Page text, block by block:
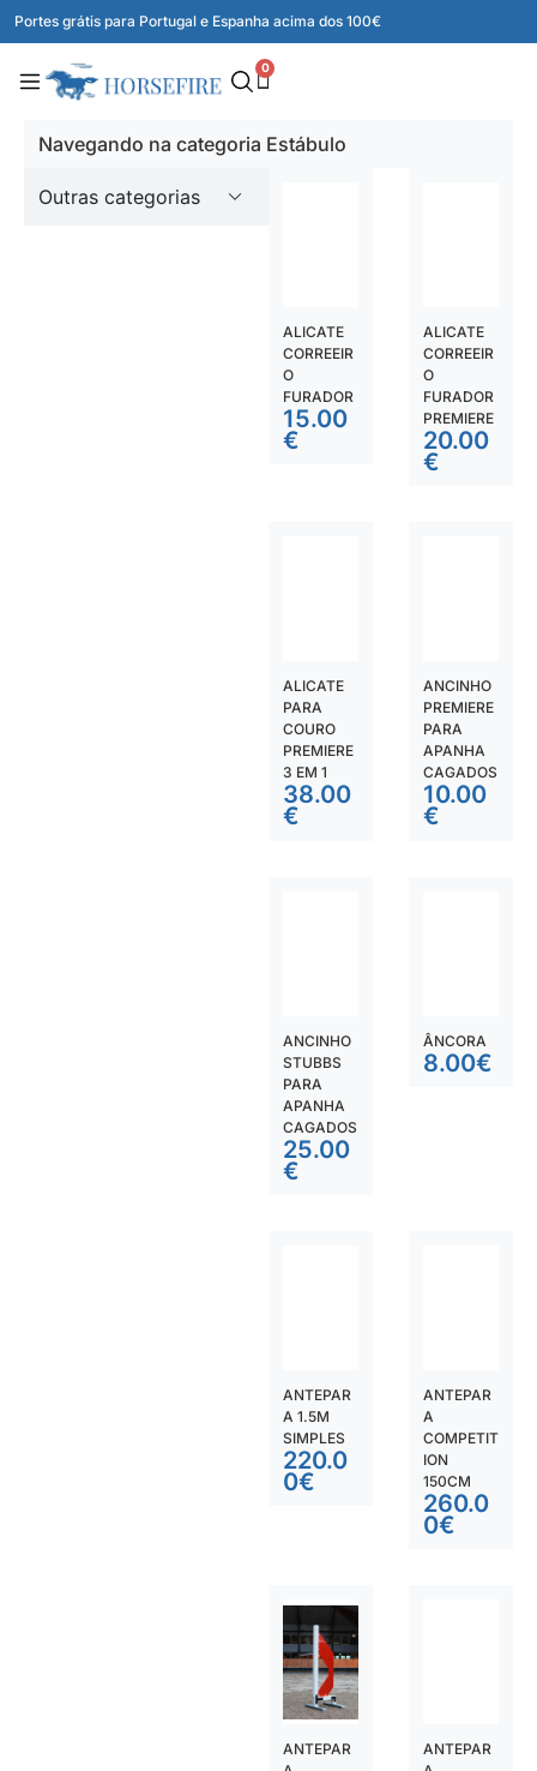
Portes grátis para Portugal e Espanha acima dos 100€
0
Navegando na categoria Estábulo
Outras categorias
ALICATE
CORREEIR
O
FURADOR
15.00
€
ALICATE
CORREEIR
O
FURADOR
PREMIERE
20.00
€
ALICATE
PARA
COURO
PREMIERE
3 EM 1
38.00
€
ANCINHO
PREMIERE
PARA
APANHA
CAGADOS
10.00
€
ANCINHO
STUBBS
PARA
APANHA
CAGADOS
25.00
€
ÂNCORA
8.00€
ANTEPAR
A 1.5M
SIMPLES
220.0
0€
ANTEPAR
A
COMPETIT
ION
150CM
260.0
0€
ANTEPAR
ANTEPAR